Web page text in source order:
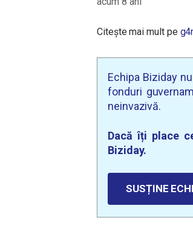
Citește mai mult pe
Echipa Biziday
fonduri
neinvazivă.
Dacă îți place
Biziday.
SUSȚINE